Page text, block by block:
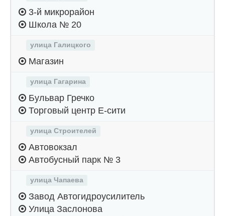
3-й микрорайон
Школа № 20
улица Галицкого
Магазин
улица Гагарина
Бульвар Гречко
Торговый центр Е-сити
улица Строителей
Автовокзал
Автобусный парк № 3
улица Чапаева
Завод Автогидроусилитель
Улица Заслонова